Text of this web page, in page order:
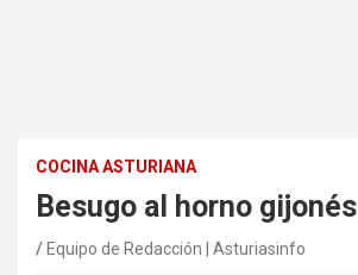
COCINA ASTURIANA
Besugo al horno gijonés
Equipo de Redacción | Asturiasinfo